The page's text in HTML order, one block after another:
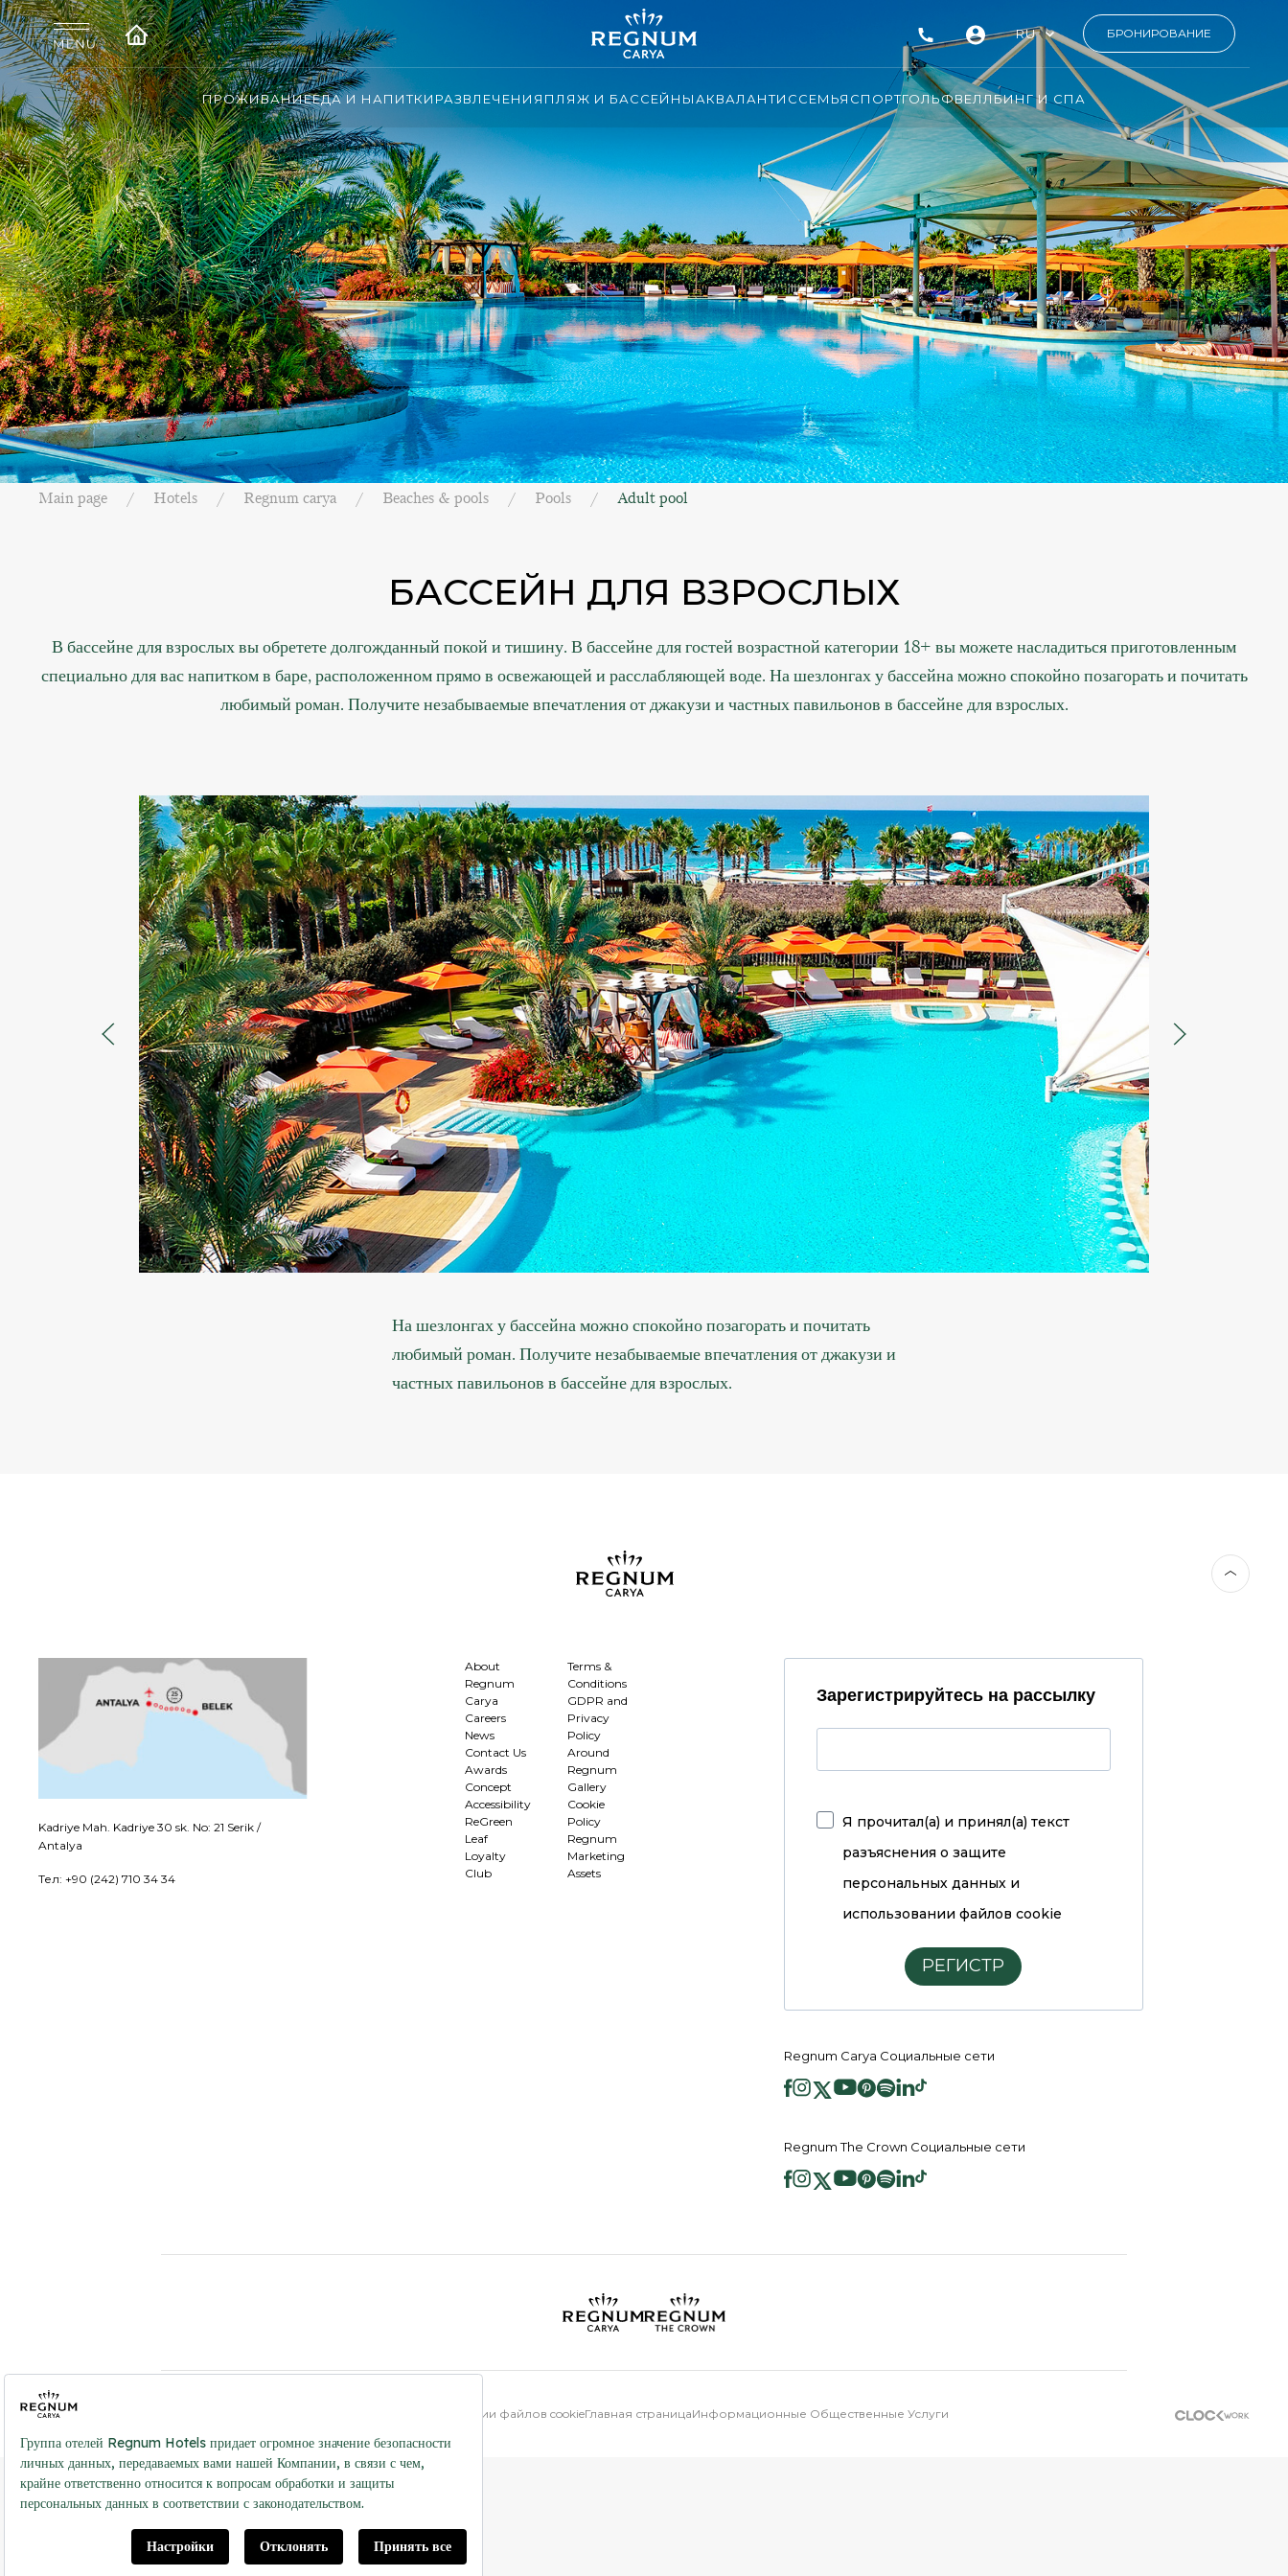
RU БРОНИРОВАНИЕ
ПРОЖИВАНИЕЕДА И НАПИТКИ РАЗВЛЕЧЕНИЯ ПЛЯЖ И БАССЕЙНЫАКВАЛАНТИССЕМЬЯ СПОРТГОЛЬФВЕЛЛБИНГ И СПА
Main page Hotels Regnum carya Beaches & pools Pools Adult pool
БАССЕЙН ДЛЯ ВЗРОСЛЫХ
В бассейне для взрослых вы обретете долгожданный покой и тишину. В бассейне для гостей возрастной категории 18+ вы можете насладиться приготовленным
специально для вас напитком в баре, расположенном прямо в освежающей и расслабляющей воде. На шезлонгах у бассейна можно спокойно позагорать и почитать
любимый роман. Получите незабываемые впечатления от джакузи и частных павильонов в бассейне для взрослых.
На шезлонгах у бассейна можно спокойно позагорать и почитать
любимый роман. Получите незабываемые впечатления от джакузи и
частных павильонов в бассейне для взрослых.
Kadriye Mah. Kadriye 30 sk. No: 21 Serik /
Antalya
Тел: +90 (242) 710 34 34
About
Regnum
Carya
Careers
News
Contact Us
Awards
Concept
Accessibility
ReGreen
Leaf
Loyalty
Club
Terms &
Conditions
GDPR and
Privacy
Policy
Around
Regnum
Gallery
Cookie
Policy
Regnum
Marketing
Assets
Зарегистрируйтесь на рассылку
Я прочитал(а) и принял(а)текст
разъяснения о защите
персональных данных и
использовании файлов cookie
РЕГИСТР
Regnum Carya Социальные сети
Regnum The Crown Социальные сети
2026 ® Regnum Hotels. Все права защищены. Политика в отношении файлов cookieГлавная страницаИнформационные Общественные Услуги